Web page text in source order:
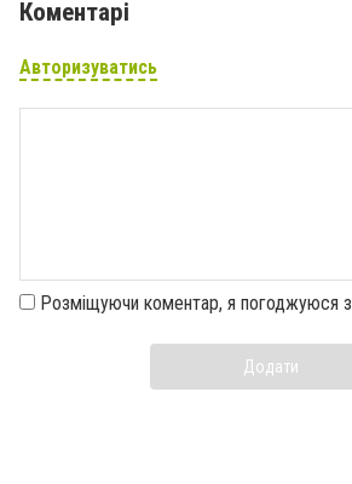
Коментарі
Авторизуватись
Розміщуючи коментар, я погоджуюся з
Додати